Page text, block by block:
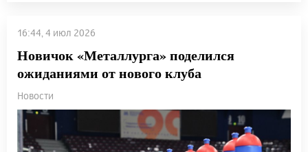
16:44, 4 июл 2026
Новичок «Металлурга» поделился
ожиданиями от нового клуба
Новости